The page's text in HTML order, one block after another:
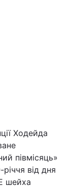
Ходейда
півмісяць»
від дня
шейха